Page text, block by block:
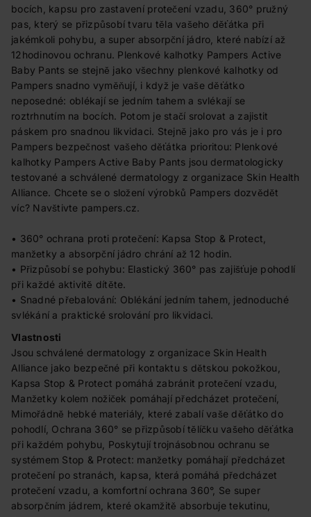
bocích, kapsu pro zastavení protečení vzadu, 360° pružný
pas, který se přizpůsobí tvaru těla vašeho děťátka při
jakémkoli pohybu, a super absorpční jádro, které nabízí až
12hodinovou ochranu. Plenkové kalhotky Pampers Active
Baby Pants se stejně jako všechny plenkové kalhotky od
Pampers snadno vyměňují, i když je vaše děťátko
neposedné: oblékají se jedním tahem a svlékají se
roztrhnutím na bocích. Potom je stačí srolovat a zajistit
páskem pro snadnou likvidaci. Stejně jako pro vás je i pro
Pampers bezpečnost vašeho děťátka prioritou: Plenkové
kalhotky Pampers Active Baby Pants jsou dermatologicky
testované a schválené dermatology z organizace Skin Health
Alliance. Chcete se o složení výrobků Pampers dozvědět
víc? Navštivte pampers.cz.
• 360° ochrana proti protečení: Kapsa Stop & Protect,
manžetky a absorpční jádro chrání až 12 hodin.
• Přizpůsobí se pohybu: Elastický 360° pas zajišťuje pohodlí
při každé aktivitě dítěte.
• Snadné přebalování: Oblékání jedním tahem, jednoduché
svlékání a praktické srolování pro likvidaci.
Vlastnosti
Jsou schválené dermatology z organizace Skin Health
Alliance jako bezpečné při kontaktu s dětskou pokožkou,
Kapsa Stop & Protect pomáhá zabránit protečení vzadu,
Manžetky kolem nožiček pomáhají předcházet protečení,
Mimořádně hebké materiály, které zabalí vaše děťátko do
pohodlí, Ochrana 360° se přizpůsobí tělíčku vašeho děťátka
při každém pohybu, Poskytují trojnásobnou ochranu se
systémem Stop & Protect: manžetky pomáhají předcházet
protečení po stranách, kapsa, která pomáhá předcházet
protečení vzadu, a komfortní ochrana 360°, Se super
absorpčním jádrem, které okamžitě absorbuje tekutinu,